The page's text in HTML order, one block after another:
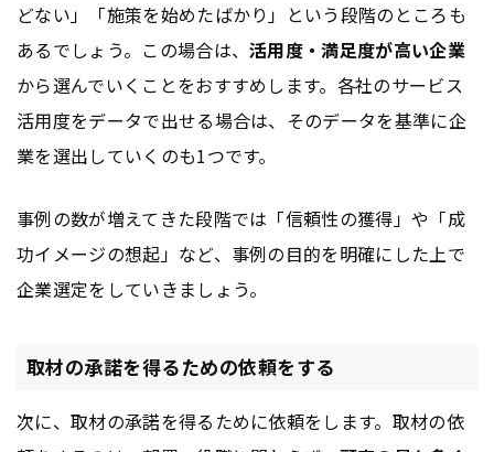
どない」「施策を始めたばかり」という段階のところも
あるでしょう。この場合は、活用度・満足度が高い企業
から選んでいくことをおすすめします。各社のサービス
活用度をデータで出せる場合は、そのデータを基準に企
業を選出していくのも1つです。
事例の数が増えてきた段階では「信頼性の獲得」や「成
功イメージの想起」など、事例の目的を明確にした上で
企業選定をしていきましょう。
取材の承諾を得るための依頼をする
次に、取材の承諾を得るために依頼をします。取材の依